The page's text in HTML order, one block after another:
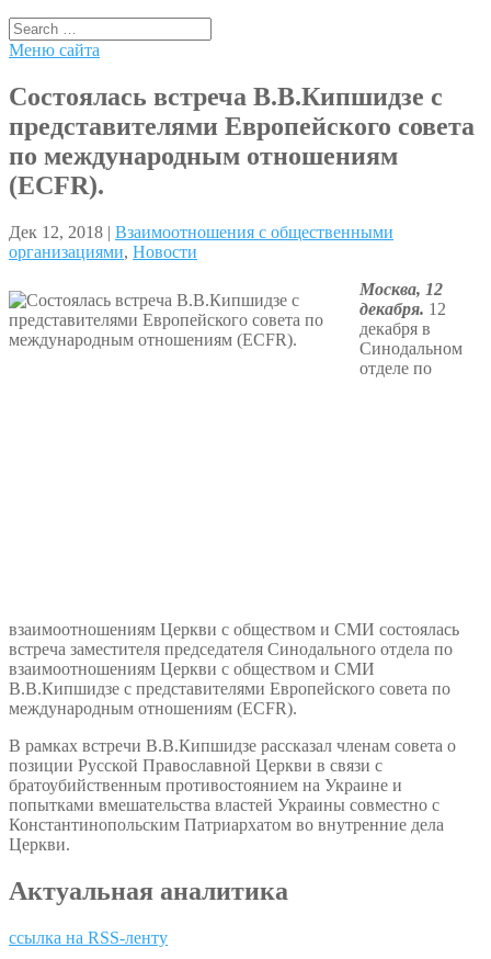
Меню сайта
Состоялась встреча В.В.Кипшидзе с
представителями Европейского совета
по международным отношениям
(ECFR).
Дек 12, 2018 | Взаимоотношения с общественными
организациями, Новости
Москва, 12
декабря. 12
декабря в
Синодальном
отделе по
взаимоотношениям Церкви с обществом и СМИ состоялась
встреча заместителя председателя Синодального отдела по
взаимоотношениям Церкви с обществом и СМИ
В.В.Кипшидзе с представителями Европейского совета по
международным отношениям (ECFR).
В рамках встречи В.В.Кипшидзе рассказал членам совета о
позиции Русской Православной Церкви в связи с
братоубийственным противостоянием на Украине и
попытками вмешательства властей Украины совместно с
Константинопольским Патриархатом во внутренние дела
Церкви.
Актуальная аналитика
ссылка на RSS-ленту